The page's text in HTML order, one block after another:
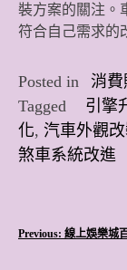
裝方案的關注。
符合自己需求的
Posted in
消費
Tagged
引擎
化, 汽車外觀
煞車系統改進
文
Previous: 線上娛樂城